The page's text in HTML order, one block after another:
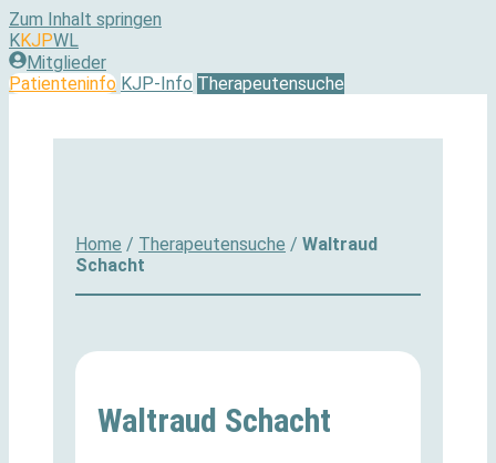
Zum Inhalt springen
KKJPWL
Mitglieder
Patienteninfo KJP-Info Therapeutensuche
Home / Therapeutensuche / Waltraud
Schacht
Waltraud Schacht